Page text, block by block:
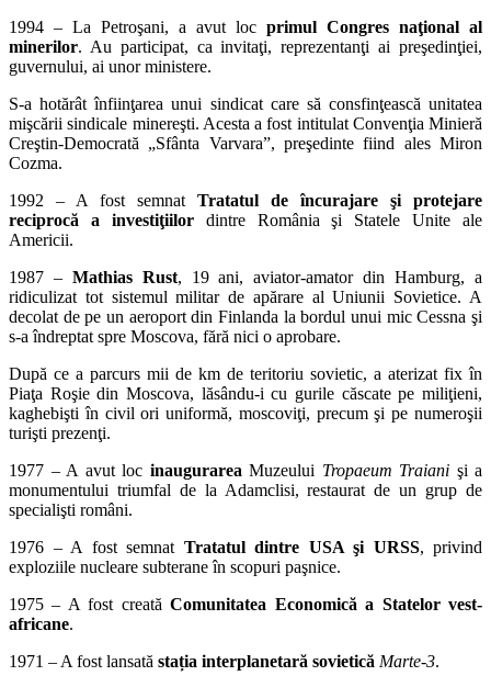
1994 – La Petroşani, a avut loc primul Congres naţional al
minerilor. Au participat, ca invitaţi, reprezentanţi ai preşedinţiei,
guvernului, ai unor ministere.
S-a hotărât înfiinţarea unui sindicat care să consfinţească unitatea
mişcării sindicale minereşti. Acesta a fost intitulat Convenţia Minieră
Creştin-Democrată „Sfânta Varvara”, preşedinte fiind ales Miron
Cozma.
1992 – A fost semnat Tratatul de încurajare şi protejare
reciprocă a investiţiilordintre România şi Statele Unite ale
Americii.
1987 – Mathias Rust, 19 ani, aviator-amator din Hamburg, a
ridiculizat tot sistemul militar de apărare al Uniunii Sovietice. A
decolat de pe un aeroport din Finlanda la bordul unui mic Cessna şi
s-a îndreptat spre Moscova, fără nici o aprobare.
După ce a parcurs mii de km de teritoriu sovietic, a aterizat fix în
Piaţa Roşie din Moscova, lăsându-i cu gurile căscate pe miliţieni,
kaghebişti în civil ori uniformă, moscoviţi, precum şi pe numeroşii
turişti prezenţi.
1977 – A avut loc inaugurarea Muzeului Tropaeum Traiani şi a
monumentului triumfal de la Adamclisi, restaurat de un grup de
specialişti români.
1976 – A fost semnat Tratatul dintre USA şi URSS, privind
exploziile nucleare subterane în scopuri paşnice.
1975 – A fost creatăComunitatea Economică a Statelor vest-
africane.
1971 – A fost lansată stația interplanetară sovietică Marte-3.